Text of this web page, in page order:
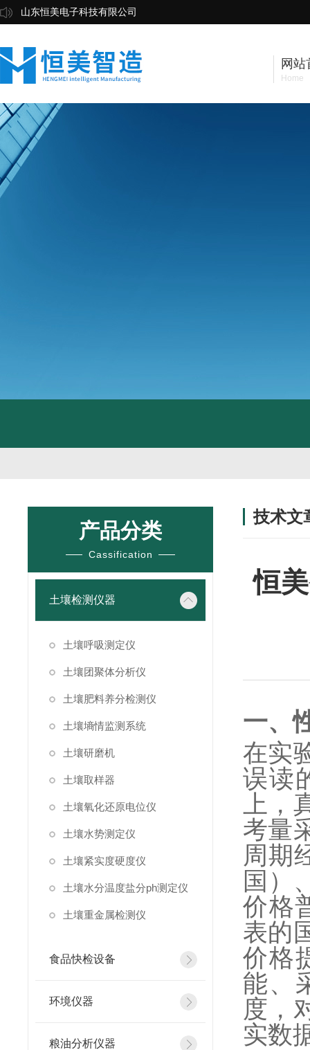
山东恒美电子科技有限公司
网站
Home
产品分类
Cassification
土壤检测仪器
土壤呼吸测定仪
土壤团聚体分析仪
土壤肥料养分检测仪
土壤墒情监测系统
土壤研磨机
土壤取样器
土壤氧化还原电位仪
土壤水势测定仪
土壤紧实度硬度仪
土壤水分温度盐分ph测定仪
土壤重金属检测仪
食品快检设备
环境仪器
粮油分析仪器
技术文
恒
一、
在实
误读
上
考量
周期
国）
价格
表的
价格
能、
度，
实数